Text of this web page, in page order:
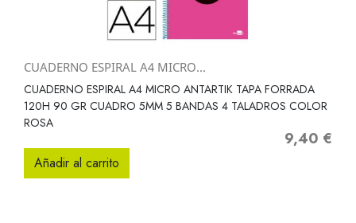
CUADERNO ESPIRAL A4 MICRO...
CUADERNO ESPIRAL A4 MICRO ANTARTIK TAPA FORRADA
120H 90 GR CUADRO 5MM 5 BANDAS 4 TALADROS COLOR
ROSA
Precio
9,40 €
Añadir al carrito